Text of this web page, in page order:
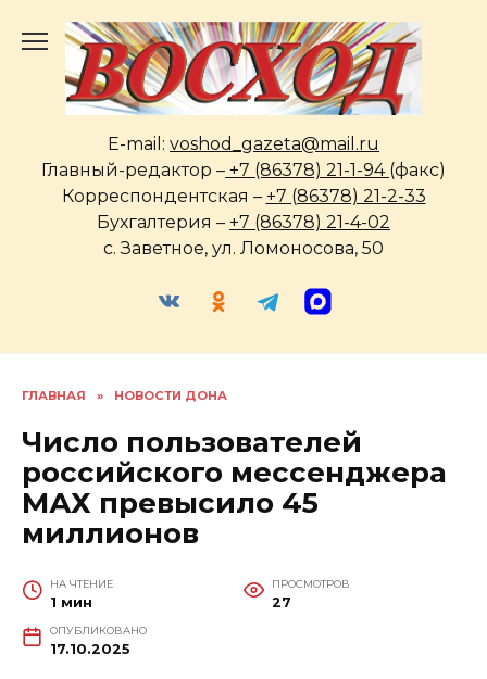
содержанию
E-mail: voshod_gazeta@mail.ru
Главный-редактор – +7 (86378) 21-1-94 (факс)
Корреспондентская – +7 (86378) 21-2-33
Бухгалтерия – +7 (86378) 21-4-02
с. Заветное, ул. Ломоносова, 50
ГЛАВНАЯ » НОВОСТИ ДОНА
Число пользователей
российского мессенджера
МАХ превысило 45
миллионов
НА ЧТЕНИЕ
1 мин
ПРОСМОТРОВ
27
ОПУБЛИКОВАНО
17.10.2025